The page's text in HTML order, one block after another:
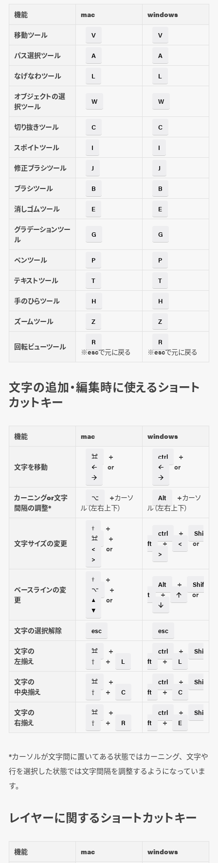
機能 mac windows
移動ツール V V
パス選択ツール A A
なげなわツール L L
オブジェクトの選
択ツール
W W
切り抜きツール C C
スポイトツール I I
修正ブラシツール J J
ブラシツール B B
消しゴムツール E E
グラデーションツー
ル
G G
ペンツール P P
テキストツール T T
手のひらツール H H
ズームツール Z Z
回転ビューツール R
※escで元に戻る
R
※escで元に戻る
文字の追加・編集時に使えるショート
カットキー
機能 mac windows
文字を移動
⌘ +
← or
→
ctrl +
← or
→
カーニングor文字
間隔の調整*
⌥
+カーソ
ル（左右上下）
Alt
+カーソ
ル（左右上下）
文字サイズの変更
⇧ +
⌘ +
< or
>
ctrl +
Shi
ft
+ < or
>
ベースラインの変
更
⇧ +
⌥ +
▲ or
▼
Alt +
Shif
t
+ ↑ or
↓
文字の選択解除 esc esc
文字の
左揃え
⌘ +
⇧ + L
ctrl +
Shi
ft
+ L
文字の
中央揃え
⌘ +
⇧ + C
ctrl +
Shi
ft
+ C
文字の
右揃え
⌘ +
⇧ + R
ctrl +
Shi
ft
+ E
*カーソルが文字間に置いてある状態ではカーニング、文字や
行を選択した状態では文字間隔を調整するようになっていま
す。
レイヤーに関するショートカットキー
機能 mac windows